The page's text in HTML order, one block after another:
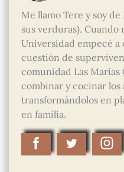
Me llamo Tere y soy
sus verduras). Cuando
Universidad empecé
cuestión de
comunidad Las Marías
combinar y cocinar los
transformándolos en
en familia.